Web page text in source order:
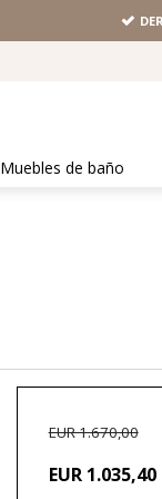
Muebles de baño
EUR 1.670,00
EUR 1.035,40